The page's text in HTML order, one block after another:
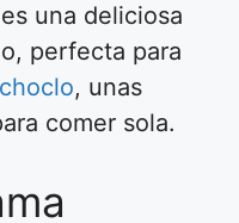
una deliciosa
perfecta para
, unas
comer sola.